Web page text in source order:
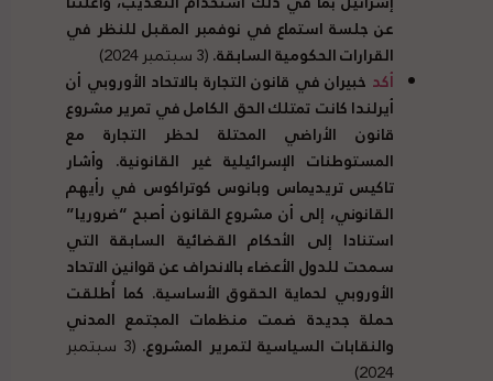
عن جلسة استماع في نوفمبر المقبل للنظر في
القرارات الحكومية السابقة.(3 سبتمبر 2024)
أكد خبيران في قانون التجارة بالاتحاد الأوروبي أن
أيرلندا كانت تمتلك الحق الكامل في تمرير مشروع
قانون الأراضي المحتلة لحظر التجارة مع
المستوطنات الإسرائيلية غير القانونية. وأشار
تاكيس تريديماس وبانوس كوتراكوس في رأيهم
القانوني، إلى أن مشروع القانون أصبح “ضروريا”
استنادا إلى الأحكام القضائية السابقة التي
سمحت للدول الأعضاء بالانحراف عن قوانين الاتحاد
الأوروبي لحماية الحقوق الأساسية. كما أُطلقت
حملة جديدة ضمت منظمات المجتمع المدني
والنقابات السياسية لتمرير المشروع.
(3 سبتمبر
2024)